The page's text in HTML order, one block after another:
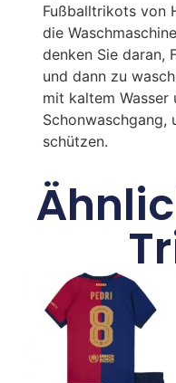
Fußballtrikots von
die
denken Sie daran,
und dann zu
mit kaltem Wasser
Schonwaschgang,
schützen.